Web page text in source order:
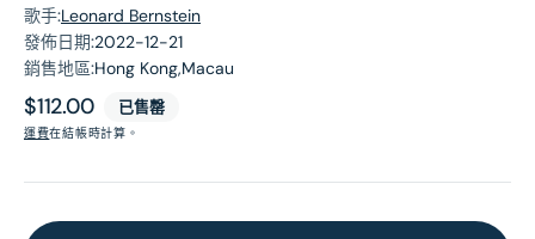
歌手:Leonard Bernstein
發佈日期:2022-12-21
銷售地區:Hong Kong,Macau
原
價
$112.00 已售罄
運費在結帳時計算。